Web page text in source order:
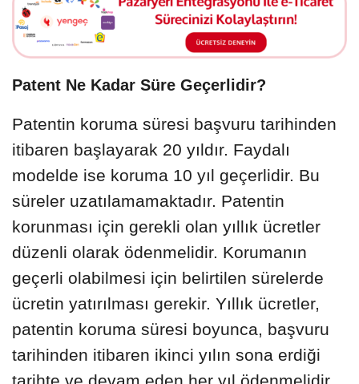
Patent Ne Kadar Süre Geçerlidir?
Patentin koruma süresi başvuru tarihinden
itibaren başlayarak 20 yıldır. Faydalı
modelde ise koruma 10 yıl geçerlidir. Bu
süreler uzatılamamaktadır. Patentin
korunması için gerekli olan yıllık ücretler
düzenli olarak ödenmelidir. Korumanın
geçerli olabilmesi için belirtilen sürelerde
ücretin yatırılması gerekir. Yıllık ücretler,
patentin koruma süresi boyunca, başvuru
tarihinden itibaren ikinci yılın sona erdiği